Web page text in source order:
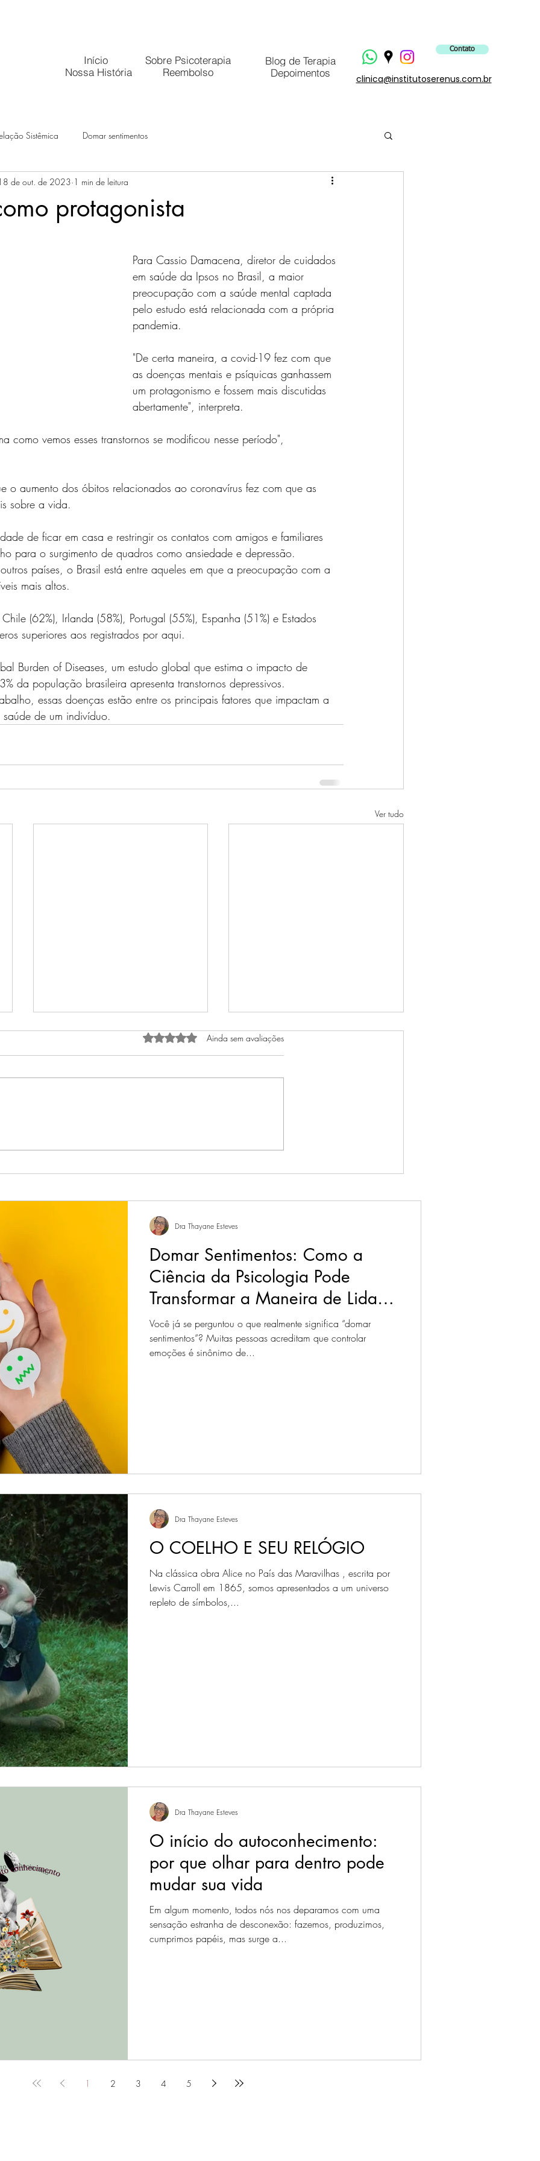
Início
Sobre Psicoterapia
Reembolso
Nossa História
Blog de Terapia
Depoimentos
Contato
clinica@institutoserenus.com.br
Sistêmica Domar sentimentos
protagonista
de out. de 2023 1 min de leitura
5 estrelas.
Para Cassio Damacena, diretor de cuidados
em saúde da Ipsos no Brasil, a maior
preocupação com a saúde mental captada
pelo estudo está relacionada com a própria
pandemia.
"De certa maneira, a covid-19 fez com que
as doenças mentais e psíquicas ganhassem
um protagonismo e fossem mais discutidas
abertamente", interpreta.
como vemos esses transtornos se modificou nesse período",
o aumento dos óbitos relacionados ao coronavírus fez com que as
sobre a vida.
de ficar em casa e restringir os contatos com amigos e familiares
para o surgimento de quadros como ansiedade e depressão.
países, o Brasil está entre aqueles em que a preocupação com a
mais altos.
(62%), Irlanda (58%), Portugal (55%), Espanha (51%) e Estados
superiores aos registrados por aqui.
Burden of Diseases, um estudo global que estima o impacto de
da população brasileira apresenta transtornos depressivos.
essas doenças estão entre os principais fatores que impactam a
de um indivíduo.
Ver tudo
autoconhecimento: por que
sua vida
Avaliado com 0 de 5 estrelas.
Ainda sem avaliações
Domar Sentimentos: Como a
Ciência da Psicologia Pode
Transformar a Maneira de Lidar
com Emoções
Você já se perguntou o que realmente significa “domar
sentimentos”? Muitas pessoas acreditam que controlar
emoções é sinônimo de...
Dra Thayane Esteves
O COELHO E SEU RELÓGIO
Na clássica obra Alice no País das Maravilhas , escrita por
Lewis Carroll em 1865, somos apresentados a um universo
repleto de símbolos,...
Dra Thayane Esteves
O início do autoconhecimento:
por que olhar para dentro pode
mudar sua vida
Em algum momento, todos nós nos deparamos com uma
sensação estranha de desconexão: fazemos, produzimos,
cumprimos papéis, mas surge a...
Dra Thayane Esteves
1 2 3 4 5